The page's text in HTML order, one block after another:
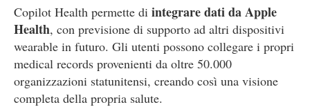
Copilot Health permette di integrare dati da Apple
Health, con previsione di supporto ad altri dispositivi
wearable in futuro. Gli utenti possono collegare i propri
medical records provenienti da oltre 50.000
organizzazioni statunitensi, creando così una visione
completa della propria salute.